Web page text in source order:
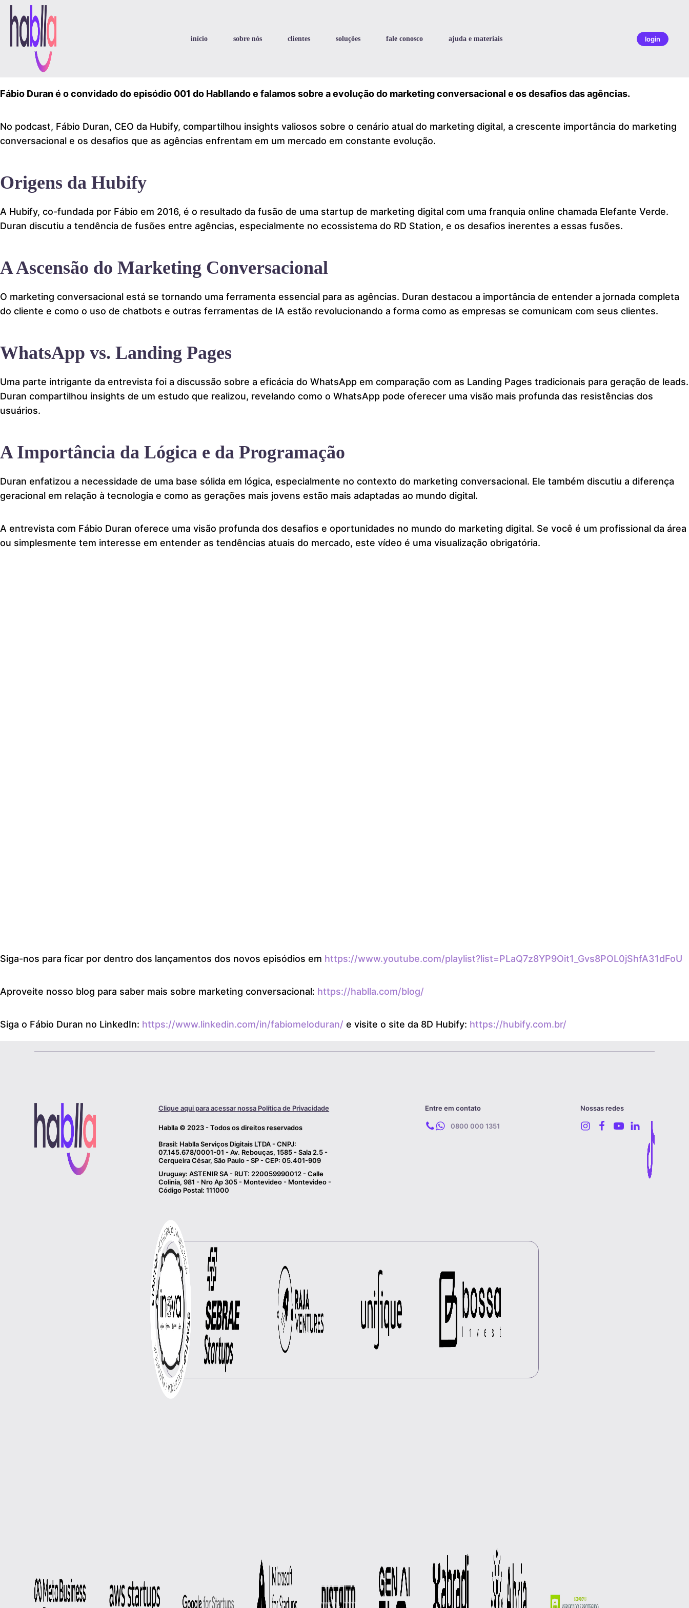
início sobre nós clientes soluções fale conosco ajuda e materiais login
Fábio Duran é o convidado do episódio 001 do Habllando e falamos sobre a evolução do marketing conversacional e os desafios das agências.
No podcast, Fábio Duran, CEO da Hubify, compartilhou insights valiosos sobre o cenário atual do marketing digital, a crescente importância do marketing
conversacional e os desafios que as agências enfrentam em um mercado em constante evolução.
Origens da Hubify
A Hubify, co-fundada por Fábio em 2016, é o resultado da fusão de uma startup de marketing digital com uma franquia online chamada Elefante Verde.
Duran discutiu a tendência de fusões entre agências, especialmente no ecossistema do RD Station, e os desafios inerentes a essas fusões.
A Ascensão do Marketing Conversacional
O marketing conversacional está se tornando uma ferramenta essencial para as agências. Duran destacou a importância de entender a jornada completa
do cliente e como o uso de chatbots e outras ferramentas de IA estão revolucionando a forma como as empresas se comunicam com seus clientes.
WhatsApp vs. Landing Pages
Uma parte intrigante da entrevista foi a discussão sobre a eficácia do WhatsApp em comparação com as Landing Pages tradicionais para geração de leads.
Duran compartilhou insights de um estudo que realizou, revelando como o WhatsApp pode oferecer uma visão mais profunda das resistências dos
usuários.
A Importância da Lógica e da Programação
Duran enfatizou a necessidade de uma base sólida em lógica, especialmente no contexto do marketing conversacional. Ele também discutiu a diferença
geracional em relação à tecnologia e como as gerações mais jovens estão mais adaptadas ao mundo digital.
A entrevista com Fábio Duran oferece uma visão profunda dos desafios e oportunidades no mundo do marketing digital. Se você é um profissional da área
ou simplesmente tem interesse em entender as tendências atuais do mercado, este vídeo é uma visualização obrigatória.
Siga-nos para ficar por dentro dos lançamentos dos novos episódios em https://www.youtube.com/playlist?list=PLaQ7z8YP9Oit1_Gvs8POL0jShfA31dFoU
Aproveite nosso blog para saber mais sobre marketing conversacional: https://hablla.com/blog/
Siga o Fábio Duran no LinkedIn: https://www.linkedin.com/in/fabiomeloduran/ e visite o site da 8D Hubify: https://hubify.com.br/
Clique aqui para acessar nossa Política de Privacidade
Hablla © 2023 - Todos os direitos reservados
Brasil: Hablla Serviços Digitais LTDA - CNPJ:
07.145.678/0001-01 - Av. Rebouças, 1585 - Sala 2.5 -
Cerqueira César, São Paulo - SP - CEP: 05.401-909
Uruguay: ASTENIR SA - RUT: 220059990012 - Calle
Colinia, 981 - Nro Ap 305 - Montevideo - Montevideo -
Código Postal: 111000
Entre em contato
0800 000 1351
Nossas redes